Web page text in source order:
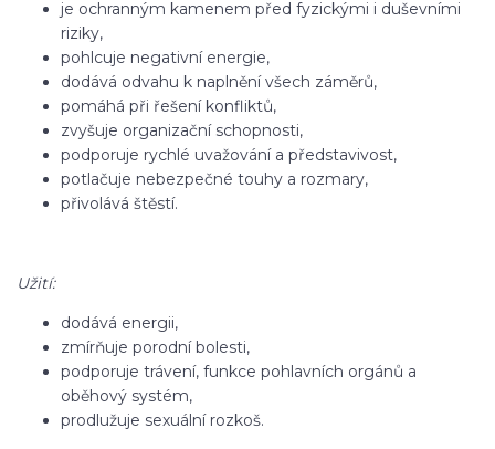
je ochranným kamenem před fyzickými i duševními
riziky,
pohlcuje negativní energie,
dodává odvahu k naplnění všech záměrů,
pomáhá při řešení konfliktů,
zvyšuje organizační schopnosti,
podporuje rychlé uvažování a představivost,
potlačuje nebezpečné touhy a rozmary,
přivolává štěstí.
Užití:
dodává energii,
zmírňuje porodní bolesti,
podporuje trávení, funkce pohlavních orgánů a
oběhový systém,
prodlužuje sexuální rozkoš.